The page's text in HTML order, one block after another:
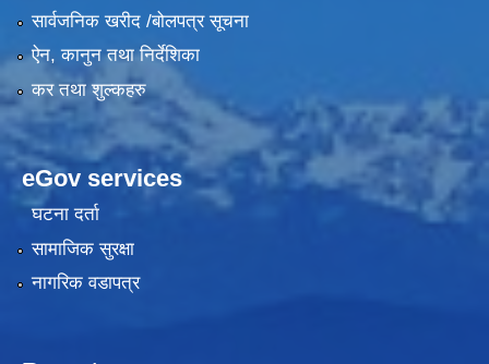
सार्वजनिक खरीद /बोलपत्र सूचना
ऐन, कानुन तथा निर्देशिका
कर तथा शुल्कहरु
eGov services
घटना दर्ता
सामाजिक सुरक्षा
नागरिक वडापत्र